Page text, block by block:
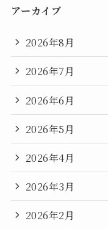
アーカイブ
2026年8月
2026年7月
2026年6月
2026年5月
2026年4月
2026年3月
2026年2月